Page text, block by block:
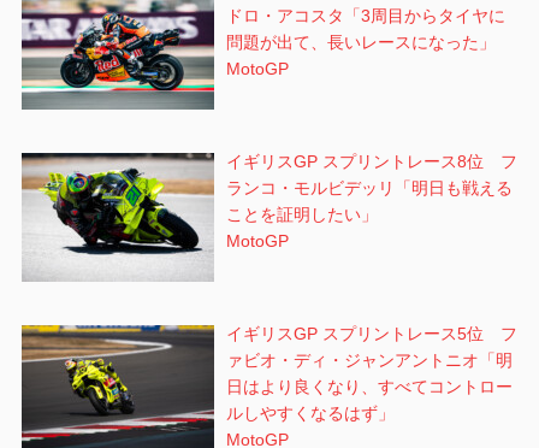
ドロ・アコスタ「3周目からタイヤに
問題が出て、長いレースになった」
MotoGP
イギリスGP スプリントレース8位 フ
ランコ・モルビデッリ「明日も戦える
ことを証明したい」
MotoGP
イギリスGP スプリントレース5位 フ
ァビオ・ディ・ジャンアントニオ「明
日はより良くなり、すべてコントロー
ルしやすくなるはず」
MotoGP